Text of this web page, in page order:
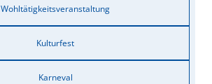
Wohltätigkeitsveranstaltung
Kulturfest
Karneval